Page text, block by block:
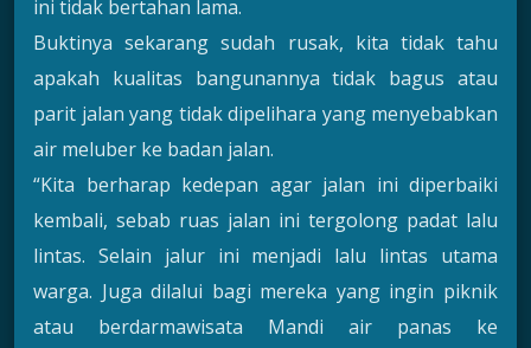
ini tidak bertahan lama.
Buktinya sekarang sudah rusak, kita tidak tahu
apakah kualitas bangunannya tidak bagus atau
parit jalan yang tidak dipelihara yang menyebabkan
air meluber ke badan jalan.
“Kita berharap kedepan agar jalan ini diperbaiki
kembali, sebab ruas jalan ini tergolong padat lalu
lintas. Selain jalur ini menjadi lalu lintas utama
warga. Juga dilalui bagi mereka yang ingin piknik
atau berdarmawisata Mandi air panas ke